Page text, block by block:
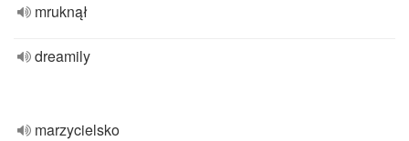
mruknął
dreamily
marzycielsko